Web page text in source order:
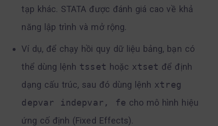
tạp khác. STATA được đánh giá cao về khả
năng lập trình và mở rộng.
Ví dụ, để chạy hồi quy dữ liệu bảng, bạn có
thể dùng lệnh tsset hoặc xtset để định
dạng cấu trúc, sau đó dùng lệnh xtreg
depvar indepvar, fe cho mô hình hiệu
ứng cố định (Fixed Effects).